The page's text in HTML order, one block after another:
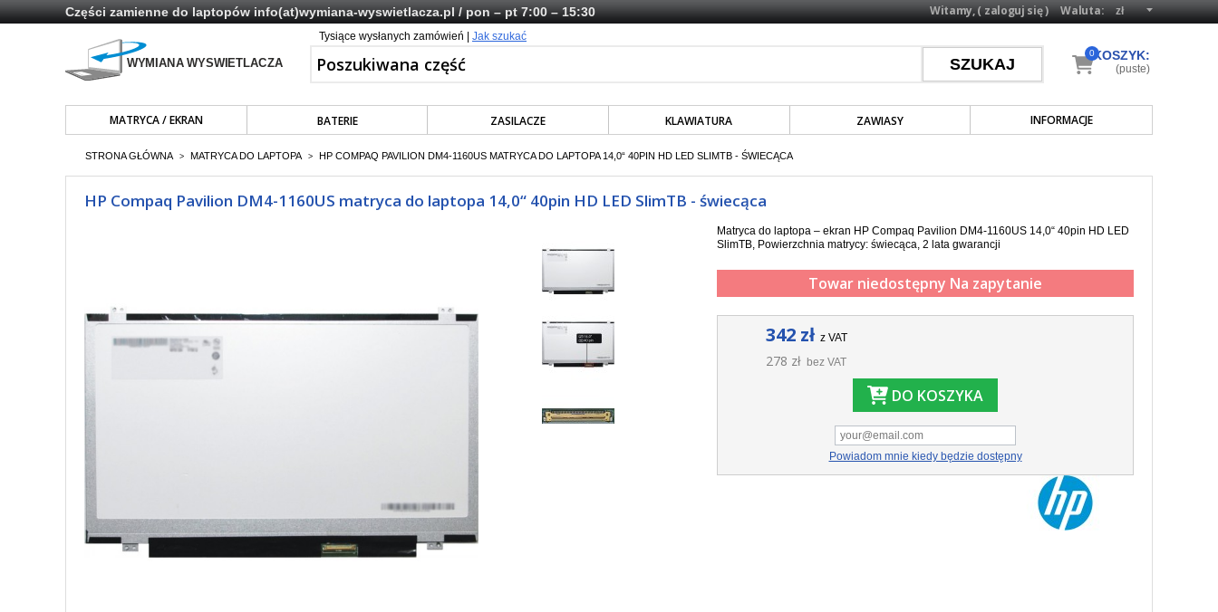
Części zamienne do laptopówinfo(at)wymiana-wyswietlacza.pl/ pon – pt 7:00 – 15:30 Waluta:
Witamy, (zaloguj się)
Tysiące wysłanych zamówień | Jak szukać
MATRYCA / EKRAN BATERIE ZASILACZE KLAWIATURA ZAWIASY INFORMACJE
KOSZYK:
0
(puste)
STRONA GŁÓWNA > MATRYCA DO LAPTOPA > HP COMPAQ PAVILION DM4-1160US MATRYCA DO LAPTOPA 14,0“ 40PIN HD LED SLIMTB - ŚWIECĄCA
HP Compaq Pavilion DM4-1160US matryca do laptopa 14,0“ 40pin HD LED SlimTB - świecąca
Matryca do laptopa – ekran HP Compaq Pavilion DM4-1160US 14,0“ 40pin HD LED
SlimTB, Powierzchnia matrycy: świecąca, 2 lata gwarancji
Towar niedostępny Na zapytanie
342 zł z VAT
278 zł bez VAT
DO KOSZYKA
Powiadom mnie kiedy będzie dostępny